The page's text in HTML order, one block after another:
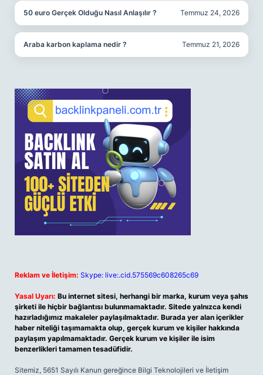
50 euro Gerçek Olduğu Nasıl Anlaşılır ? Temmuz 24, 2026
Araba karbon kaplama nedir ? Temmuz 21, 2026
Reklam ve İletişim: Skype: live:.cid.575569c608265c69
Yasal Uyarı: Bu internet sitesi, herhangi bir marka, kurum veya şahıs
şirketi ile hiçbir bağlantısı bulunmamaktadır. Sitede yalnızca kendi
hazırladığımız makaleler paylaşılmaktadır. Burada yer alan içerikler
haber niteliği taşımamakta olup, gerçek kurum ve kişiler hakkında
paylaşım yapılmamaktadır. Gerçek kurum ve kişiler ile isim
benzerlikleri tamamen tesadüfidir.
Sitemiz, 5651 Sayılı Kanun gereğince Bilgi Teknolojileri ve İletişim